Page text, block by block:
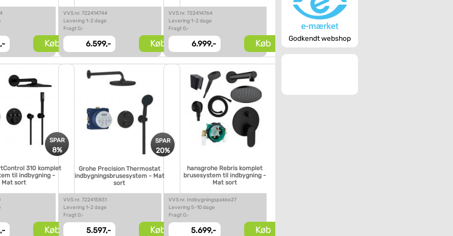
Køb
VVS nr. 722414744
Levering 1-2 dage
Fragt 0,-
6.599,- Køb
VVS nr. 722414764
Levering 1-2 dage
Fragt 0,-
6.999,- Køb
SPAR
8%
310 komplet
til indbygning -
Mat sort
Køb
SPAR
20%
Grohe Precision Thermostat
indbygningsbrusesystem - Mat
sort
VVS nr. 722415831
Levering 1-2 dage
Fragt 0,-
5.597,- Køb
hansgrohe Rebris komplet
brusesystem til indbygning -
Mat sort
VVS nr. Indbygningspakke27
Levering 5-10 dage
Fragt 0,-
5.699,- Køb
Godkendt webshop